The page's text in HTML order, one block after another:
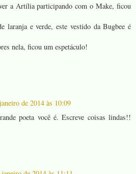
a Artília participando com o Make, ficou
laranja e verde, este vestido da Bugbee é
nela, ficou um espetáculo!
de 2014 às 10:09
poeta você é. Escreve coisas lindas!!